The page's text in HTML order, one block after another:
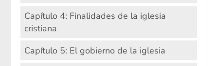
Capítulo 4: Finalidades de la iglesia
cristiana
Capítulo 5: El gobierno de la iglesia